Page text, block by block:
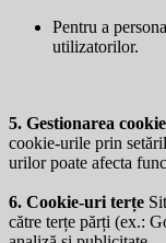
Pentru a
utilizatorilor.
5. Gestionarea
cookie-urile prin
urilor poate afecta
6. Cookie-uri terțe
către terțe părți (ex.: